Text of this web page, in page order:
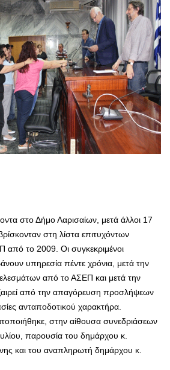
στο Δήμο Λαρισαίων, μετά άλλοι 17
στη λίστα επιτυχόντων
το 2009. Οι συγκεκριμένοι
υπηρεσία πέντε χρόνια, μετά την
από το ΑΣΕΠ και μετά την
από την απαγόρευση προσλήψεων
ανταποδοτικού χαρακτήρα.
στην αίθουσα συνεδριάσεων
παρουσία του δημάρχου κ.
και του αναπληρωτή δημάρχου κ.